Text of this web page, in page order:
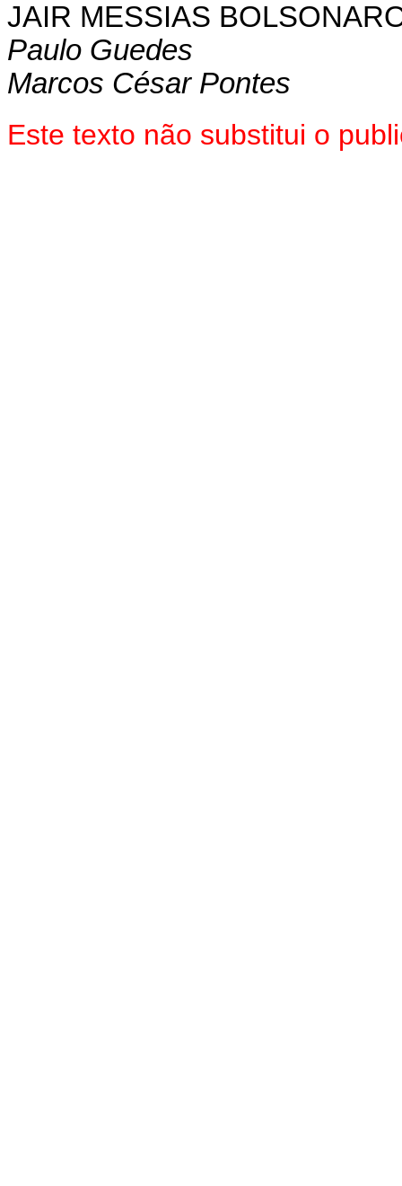
JAIR MESSIAS
Paulo Guedes
Marcos César Pontes
Este texto não substitui o